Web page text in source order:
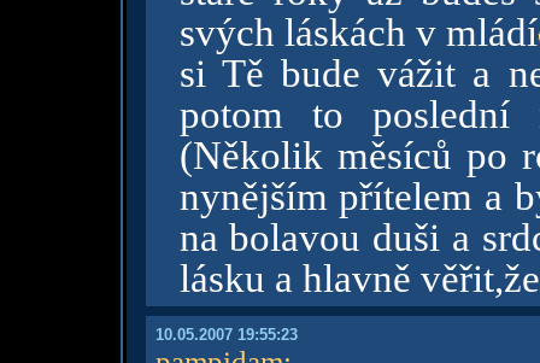
svých láskách v mládí
si Tě bude vážit a
potom to poslední
(Několik měsíců po
nynějším přítelem a
na bolavou duši a
lásku a hlavně
10.05.2007 19:55:23